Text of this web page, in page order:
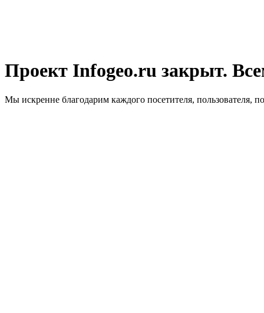
Проект Infogeo.ru закрыт.
Мы искренне благодарим каждого посетителя, пользователя,